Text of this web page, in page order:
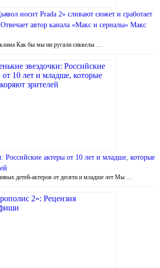
носит Prada 2» сливают сюжет и сработает
автор канала «Макс и сериалы» Макс
Как бы мы ни ругали сиквелы …
Российские актеры от 10 лет и младше, которые
детей-актеров от десяти и младше лет Мы …